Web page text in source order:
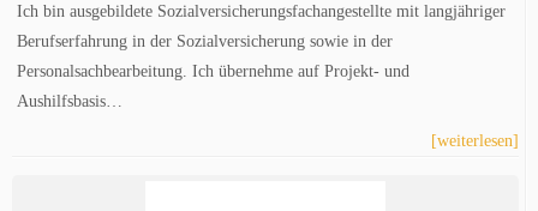
Ich bin ausgebildete Sozialversicherungsfachangestellte mit langjähriger
Berufserfahrung in der Sozialversicherung sowie in der
Personalsachbearbeitung. Ich übernehme auf Projekt- und
Aushilfsbasis…
[weiterlesen]